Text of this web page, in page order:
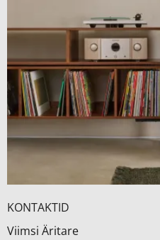
KONTAKTID
Viimsi Äritare